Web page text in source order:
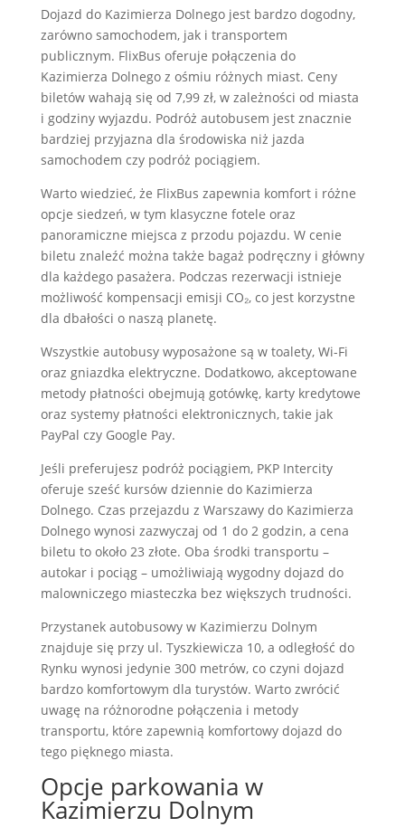
Dojazd do Kazimierza Dolnego jest bardzo dogodny,
zarówno samochodem, jak i transportem
publicznym. FlixBus oferuje połączenia do
Kazimierza Dolnego z ośmiu różnych miast. Ceny
biletów wahają się od 7,99 zł, w zależności od miasta
i godziny wyjazdu. Podróż autobusem jest znacznie
bardziej przyjazna dla środowiska niż jazda
samochodem czy podróż pociągiem.
Warto wiedzieć, że FlixBus zapewnia komfort i różne
opcje siedzeń, w tym klasyczne fotele oraz
panoramiczne miejsca z przodu pojazdu. W cenie
biletu znaleźć można także bagaż podręczny i główny
dla każdego pasażera. Podczas rezerwacji istnieje
możliwość kompensacji emisji CO₂, co jest korzystne
dla dbałości o naszą planetę.
Wszystkie autobusy wyposażone są w toalety, Wi-Fi
oraz gniazdka elektryczne. Dodatkowo, akceptowane
metody płatności obejmują gotówkę, karty kredytowe
oraz systemy płatności elektronicznych, takie jak
PayPal czy Google Pay.
Jeśli preferujesz podróż pociągiem, PKP Intercity
oferuje sześć kursów dziennie do Kazimierza
Dolnego. Czas przejazdu z Warszawy do Kazimierza
Dolnego wynosi zazwyczaj od 1 do 2 godzin, a cena
biletu to około 23 złote. Oba środki transportu –
autokar i pociąg – umożliwiają wygodny dojazd do
malowniczego miasteczka bez większych trudności.
Przystanek autobusowy w Kazimierzu Dolnym
znajduje się przy ul. Tyszkiewicza 10, a odległość do
Rynku wynosi jedynie 300 metrów, co czyni dojazd
bardzo komfortowym dla turystów. Warto zwrócić
uwagę na różnorodne połączenia i metody
transportu, które zapewnią komfortowy dojazd do
tego pięknego miasta.
Opcje parkowania w
Kazimierzu Dolnym